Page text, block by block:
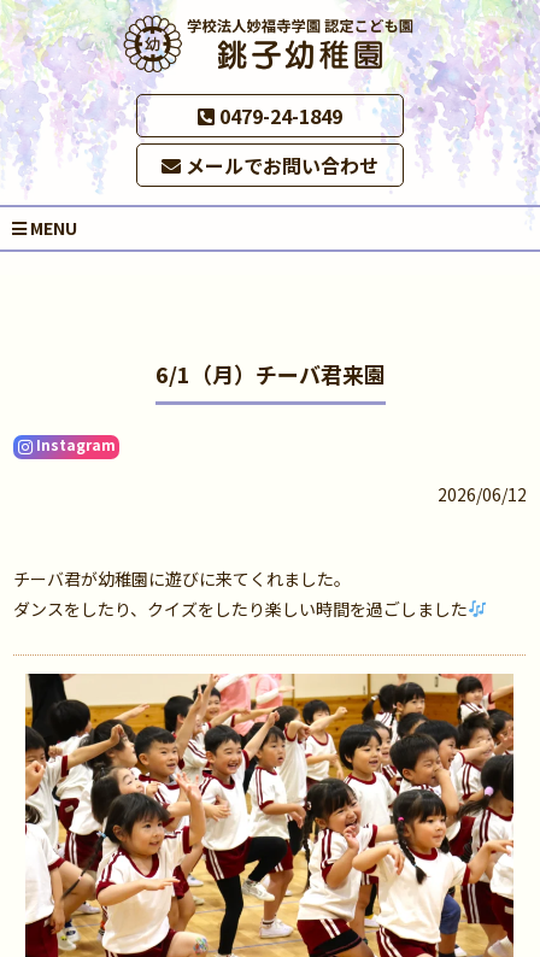
0479-24-1849
メールでお問い合わせ
MENU
6/1（月）チーバ君来園
Instagram
2026/06/12
チーバ君が幼稚園に遊びに来てくれました。
ダンスをしたり、クイズをしたり楽しい時間を過ごしました